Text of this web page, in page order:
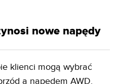
nowe napędy
klienci mogą wybrać
a napędem AWD.